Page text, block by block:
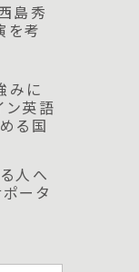
島秀
を考
みに
ン英語
る国
人へ
ータ